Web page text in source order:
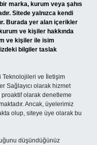
marka, kurum veya şahıs
Sitede yalnızca kendi
Burada yer alan içerikler
ve kişiler hakkında
ve kişiler ile isim
bilgiler taslak
Teknolojileri ve İletişim
Sağlayıcı olarak hizmet
olarak denetleme
Ancak, üyelerimiz
olup, siteye üye olarak bu
düşündüğünüz